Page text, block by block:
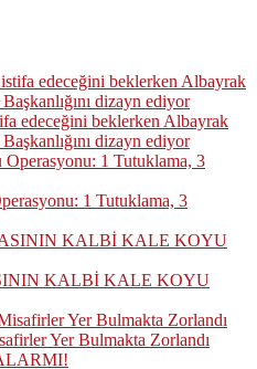
edeceğini beklerken Albayrak
dizayn ediyor
1 Tutuklama, 3
KALBİ KALE KOYU
Yer Bulmakta Zorlandı